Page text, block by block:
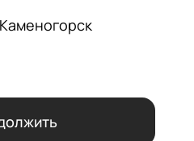
нашейполитике
ОК
− в нашем приложении!